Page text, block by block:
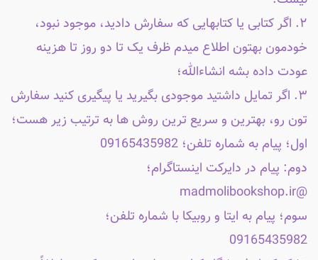
۲. اگر کتابی یا کتابهایی که سفارش دادید، موجود نبود،
خودمون بهتون اطلاع میدم ظرف یک تا دو روز تا هزینه
عودت داده بشه انشاءالله؛
۳. اگر تمایل داشتید موجودی بگیرید یا پیگیری کنید سفارش
تون رو، بهترین و سریع ترین روش ها به ترتیب زیر هست؛
اول؛ پیام به شماره تلفن؛ 09165435982
دوم: پیام در دایرکت اینستاگرام؛
@madmolibookshop.ir
سوم؛ پیام به ایتا و روبیکا با شماره تلفن؛
09165435982